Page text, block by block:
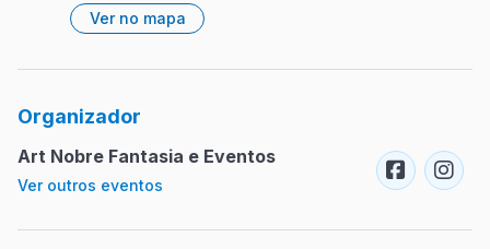
Ver no mapa
Organizador
Art Nobre Fantasia e Eventos
Ver outros eventos